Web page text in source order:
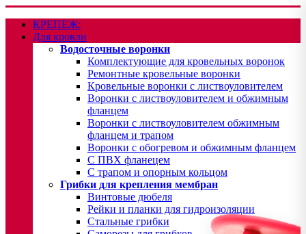
КРЕПЕЖ:
Для кровли
Водосточные воронки
Комплектующие для кровельных воронок
Ремонтные кровельные воронки
Кровельные воронки с листвоуловителем
Воронки с листвоуловителем и обжимным
фланцем
Воронки с листвоуловителем обжимным
фланцем и трапом
Воронки с обогревом и обжимным фланцем
С ПВХ фланецем
С трапом и опорным кольцом
Грибки для крепления мембран
Винтовые дюбеля
Рейки и планки для гидроизоляции
Стальные грибки